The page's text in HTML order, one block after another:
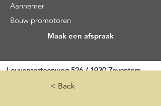
Aannemer
Bouw promotoren
Maak een afspraak
Leuvensesteenweg 526 / 1930 Zaventem
< Back